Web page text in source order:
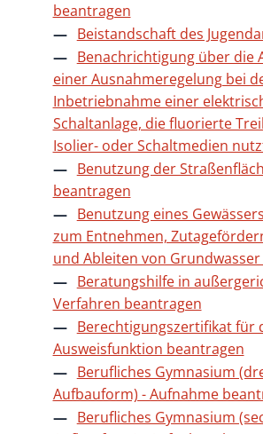
beantragen
Beistandschaft des
Benachrichtigung über die
einer Ausnahmeregelung bei
Inbetriebnahme einer
Schaltanlage, die fluorierte
Isolier- oder Schaltmedien
Benutzung der
beantragen
Benutzung eines
zum Entnehmen,
und Ableiten von
Beratungshilfe in
Verfahren beantragen
Berechtigungszertifikat für
Ausweisfunktion beantragen
Berufliches Gymnasium
Aufbauform) - Aufnahme
Berufliches Gymnasium